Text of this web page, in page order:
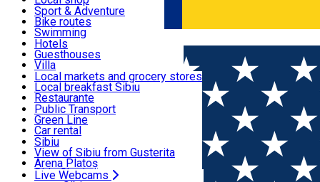
Română
Accommodation
Food, Drinks & Nightlife
Transport & Parking
Live Webcams
Churches
Parks, Zoo
County of Sibiu
Sibiu artisans
Sibiul Verde
Public services
Education
How do I get to Sibiu
Tourist Info
Tour Guides
Guided tours
Publicații locale
Beauty salons
Sport & Adventure
Bike routes
Swimming
Riding
Indoor activities
Loc de joacă indoor
Loc de joacă outdoor
Ski
Ice skating
Yoga
Hotels
Guesthouses
Villa
Hostels
Motel
Camping
Renting rooms
Rooms for rent
Accommodation outside Sibiu
Local markets and grocery stores
Local breakfast Sibiu
Restaurante
Pizza
Fast Food
Coffee
Sweets
Pub, Bar
Night clubs
Bakeries
Public Transport
Green Line
Car rental
Rent a bike
Scooter rentals
Taxi
Ride Sharing
Sibiu
View of Sibiu from Gusterita
Arena Platoș
Live Webcams